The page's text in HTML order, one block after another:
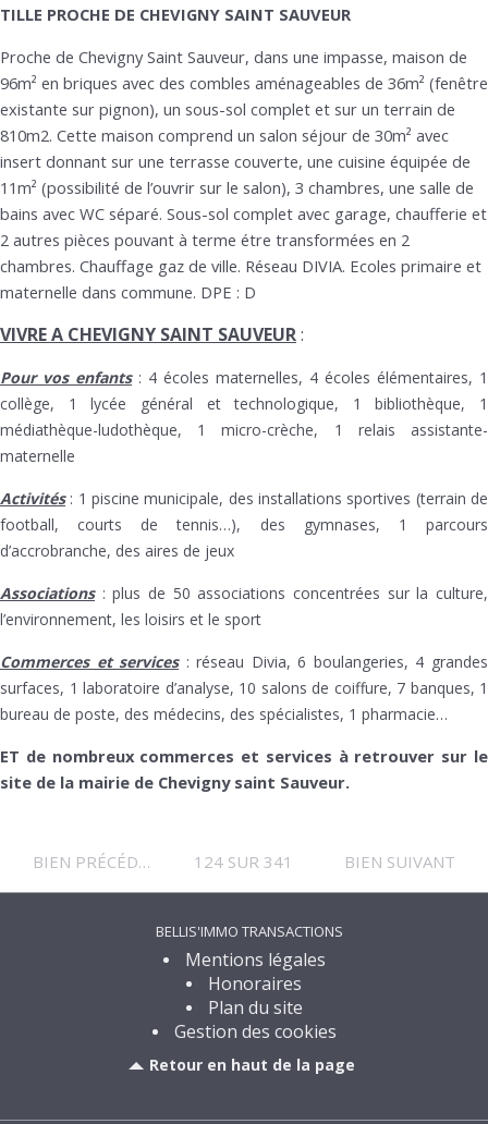
TILLE PROCHE DE CHEVIGNY SAINT SAUVEUR
Proche de Chevigny Saint Sauveur, dans une impasse, maison de
96m² en briques avec des combles aménageables de 36m² (fenêtre
existante sur pignon), un sous-sol complet et sur un terrain de
810m2. Cette maison comprend un salon séjour de 30m² avec
insert donnant sur une terrasse couverte, une cuisine équipée de
11m² (possibilité de l’ouvrir sur le salon), 3 chambres, une salle de
bains avec WC séparé. Sous-sol complet avec garage, chaufferie et
2 autres pièces pouvant à terme étre transformées en 2
chambres. Chauffage gaz de ville. Réseau DIVIA. Ecoles primaire et
maternelle dans commune. DPE : D
VIVRE A CHEVIGNY SAINT SAUVEUR:
Pour vos enfants: 4 écoles maternelles, 4 écoles élémentaires, 1
collège, 1 lycée général et technologique, 1 bibliothèque, 1
médiathèque-ludothèque, 1 micro-crèche, 1 relais assistante-
maternelle
Activités: 1 piscine municipale, des installations sportives (terrain de
football, courts de tennis…), des gymnases, 1 parcours
d’accrobranche, des aires de jeux
Associations: plus de 50 associations concentrées sur la culture,
l’environnement, les loisirs et le sport
Commerces et services: réseau Divia, 6 boulangeries, 4 grandes
surfaces, 1 laboratoire d’analyse, 10 salons de coiffure, 7 banques, 1
bureau de poste, des médecins, des spécialistes, 1 pharmacie…
ET de nombreux commerces et services à retrouver sur le
site de la mairie de Chevigny saint Sauveur.
BIEN PRÉCÉDENT 124 SUR 341 BIEN SUIVANT
BELLIS'IMMO TRANSACTIONS
Mentions légales
Honoraires
Plan du site
Gestion des cookies
Retour en haut de la page